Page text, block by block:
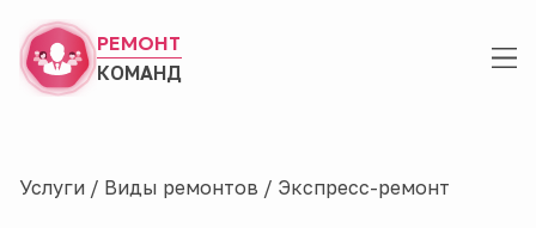
РЕМОНТ
КОМАНД
Услуги / Виды ремонтов / Экспресс-ремонт